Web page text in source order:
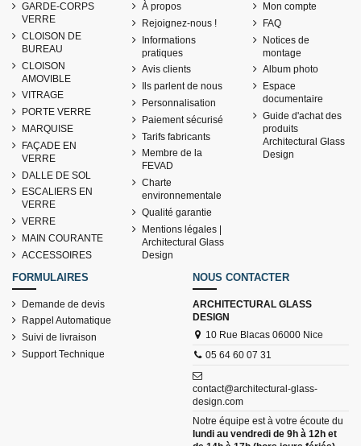
GARDE-CORPS
VERRE
CLOISON DE
BUREAU
CLOISON
AMOVIBLE
VITRAGE
PORTE VERRE
MARQUISE
FAÇADE EN
VERRE
DALLE DE SOL
ESCALIERS EN
VERRE
VERRE
MAIN COURANTE
ACCESSOIRES
À propos
Rejoignez-nous !
Informations
pratiques
Avis clients
Ils parlent de nous
Personnalisation
Paiement sécurisé
Tarifs fabricants
Membre de la
FEVAD
Charte
environnementale
Qualité garantie
Mentions légales |
Architectural Glass
Design
Mon compte
FAQ
Notices de
montage
Album photo
Espace
documentaire
Guide d'achat des
produits
Architectural Glass
Design
FORMULAIRES
Demande de devis
Rappel Automatique
Suivi de livraison
Support Technique
NOUS CONTACTER
ARCHITECTURAL GLASS
DESIGN
10 Rue Blacas 06000 Nice
05 64 60 07 31
contact@architectural-glass-
design.com
Notre équipe est à votre écoute du
lundi au vendredi de 9h à 12h et